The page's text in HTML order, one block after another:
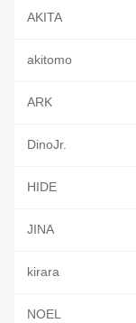
AKITA
akitomo
ARK
DinoJr.
HIDE
JINA
kirara
NOEL